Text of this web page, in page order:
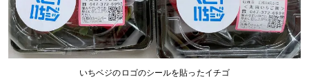
いちベジのロゴのシールを貼ったイチゴ